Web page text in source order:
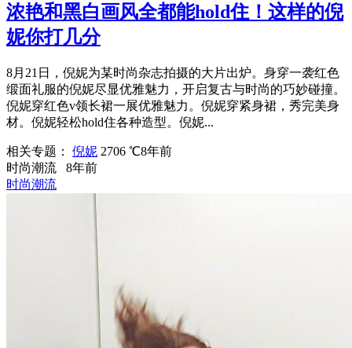
浓艳和黑白画风全都能hold住！这样的倪
妮你打几分
8月21日，倪妮为某时尚杂志拍摄的大片出炉。身穿一袭红色
缎面礼服的倪妮尽显优雅魅力，开启复古与时尚的巧妙碰撞。
倪妮穿红色v领长裙一展优雅魅力。倪妮穿紧身裙，秀完美身
材。倪妮轻松hold住各种造型。倪妮...
相关专题： 倪妮 2706 ℃8年前
时尚潮流
8年前
时尚潮流